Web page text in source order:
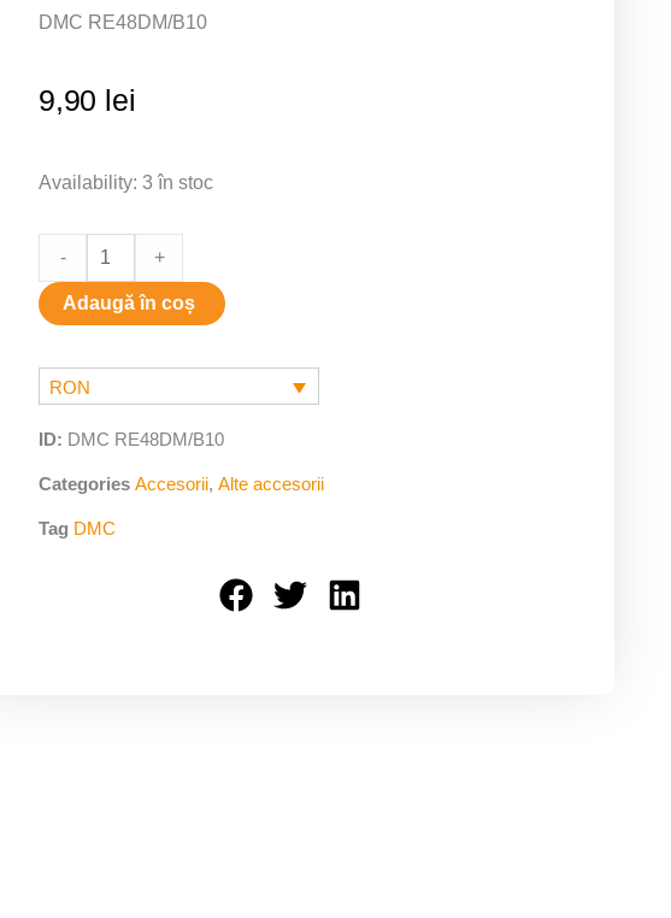
DMC RE48DM/B10
9,90 lei
Availability: 3 în stoc
B10
-
+
Adaugă în coș
RON
ID: DMC RE48DM/B10
Categories Accesorii, Alte accesorii
Tag DMC